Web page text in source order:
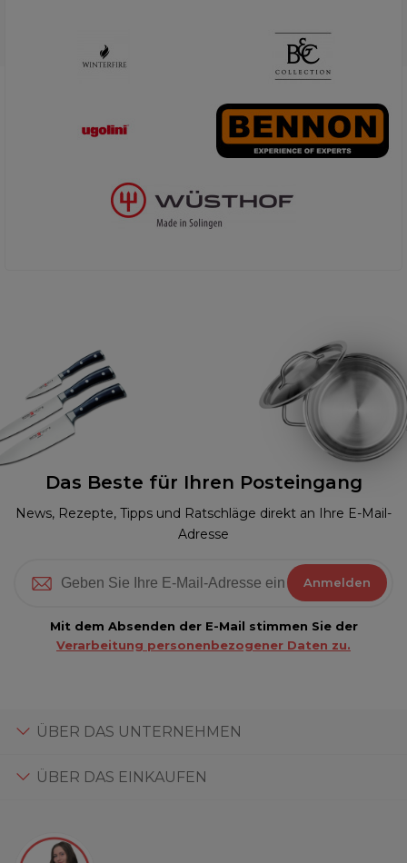
Das Beste für Ihren Posteingang
News, Rezepte, Tipps und Ratschläge direkt an Ihre E-Mail-
Adresse
Anmelden
Mit dem Absenden der E-Mail stimmen Sie der
Verarbeitung personenbezogener Daten zu.
ÜBER DAS UNTERNEHMEN
ÜBER DAS EINKAUFEN